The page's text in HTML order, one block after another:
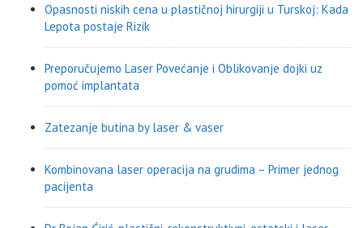
Opasnosti niskih cena u plastičnoj hirurgiji u Turskoj: Kada
Lepota postaje Rizik
Preporučujemo Laser Povećanje i Oblikovanje dojki uz
pomoć implantata
Zatezanje butina by laser & vaser
Kombinovana laser operacija na grudima – Primer jednog
pacijenta